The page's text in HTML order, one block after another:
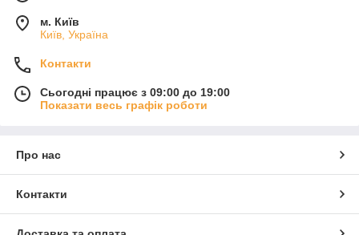
м. Київ
Київ, Україна
Контакти
Сьогодні працює з 09:00 до 19:00
Показати весь графік роботи
Про нас
Контакти